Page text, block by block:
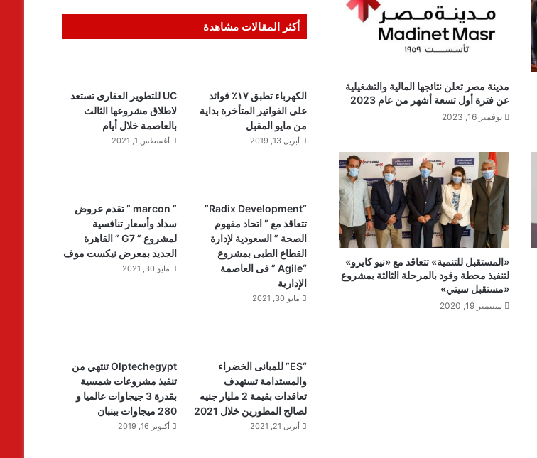
مدينة مصر تعلن نتائجها المالية والتشغيلية
عن فترة أول تسعة أشهر من عام 2023
نوفمبر 16, 2023
«المستقبل للتنمية» تتعاقد مع «نيو كايرو»
لتنفيذ محطة وقود بالمرحلة الثالثة بمشروع
«مستقبل سيتي»
سبتمبر 19, 2020
أكثر المقالات مشاهدة
الكهرباء تطبق ١٧٪ فوائد
على الفواتير المتأخرة بداية
من مايو المقبل
أبريل 13, 2019
UC للتطوير العقارى تستعد
لاطلاق مشروعها الثالث
بالعاصمة خلال أيام
أغسطس 1, 2021
“Radix Development”
تتعاقد مع ” اتحاد مفهوم
الصحة ” السعودية لإدارة
القطاع الطبى بمشروع
“Agile ” فى العاصمة
الإدارية
مايو 30, 2021
” marcon ” تقدم عروض
سداد وأسعار تنافسية
لمشروع ” G7 ” القاهرة
الجديد بمعرض نيكست موف
مايو 30, 2021
“ES” للمبانى الخضراء
والمستدامة تستهدف
تعاقدات بقيمة 2 مليار جنيه
لصالح المطورين خلال 2021
أبريل 21, 2021
Olptechegypt تنتهي من
تنفيذ مشروعات شمسية
بقدرة 3 جيجاوات عالميا و
280 ميجاوات ببنبان
أكتوبر 16, 2019